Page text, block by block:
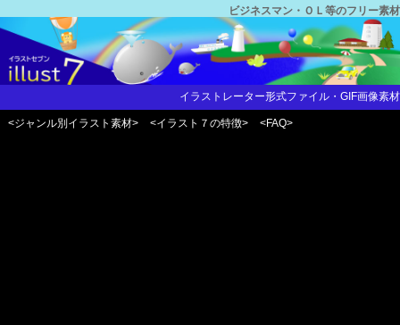
ビジネスマン・ＯＬ等のフリー素材
イラストレーター形式ファイル・GIF画像素材
<ジャンル別イラスト素材> <イラスト７の特徴> <FAQ>